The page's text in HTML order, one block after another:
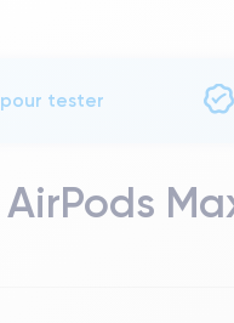
tester
AirPods